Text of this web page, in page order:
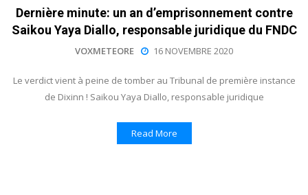
Dernière minute: un an d’emprisonnement contre
Saikou Yaya Diallo, responsable juridique du FNDC
VOXMETEORE 16 NOVEMBRE 2020
Le verdict vient à peine de tomber au Tribunal de première instance
de Dixinn ! Saikou Yaya Diallo, responsable juridique
Read More